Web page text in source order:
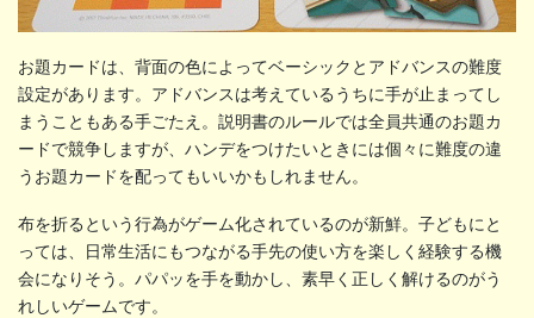
お題カードは、背面の色によってベーシックとアドバンスの難度
設定があります。アドバンスは考えているうちに手が止まってし
まうこともある手ごたえ。説明書のルールでは全員共通のお題カ
ードで競争しますが、ハンデをつけたいときには個々に難度の違
うお題カードを配ってもいいかもしれません。
布を折るという行為がゲーム化されているのが新鮮。子どもにと
っては、日常生活にもつながる手先の使い方を楽しく経験する機
会になりそう。パパッを手を動かし、素早く正しく解けるのがう
れしいゲームです。